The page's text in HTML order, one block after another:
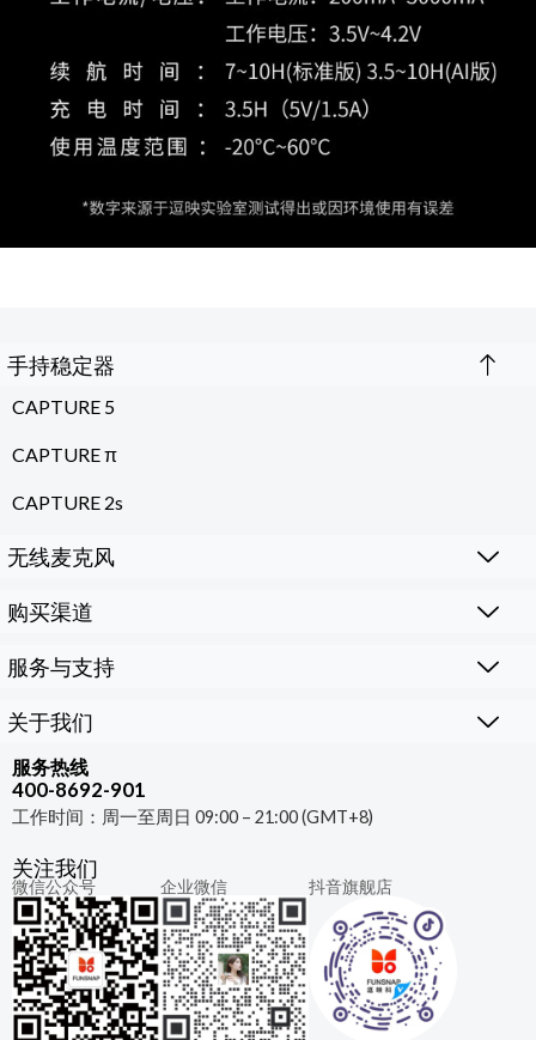
手持稳定器
CAPTURE 5
CAPTURE π
CAPTURE 2s
无线麦克风
购买渠道
服务与支持
关于我们
服务热线
400-8692-901
工作时间：周一至周日 09:00 – 21:00 (GMT+8)
关注我们
微信公众号 企业微信 抖音旗舰店